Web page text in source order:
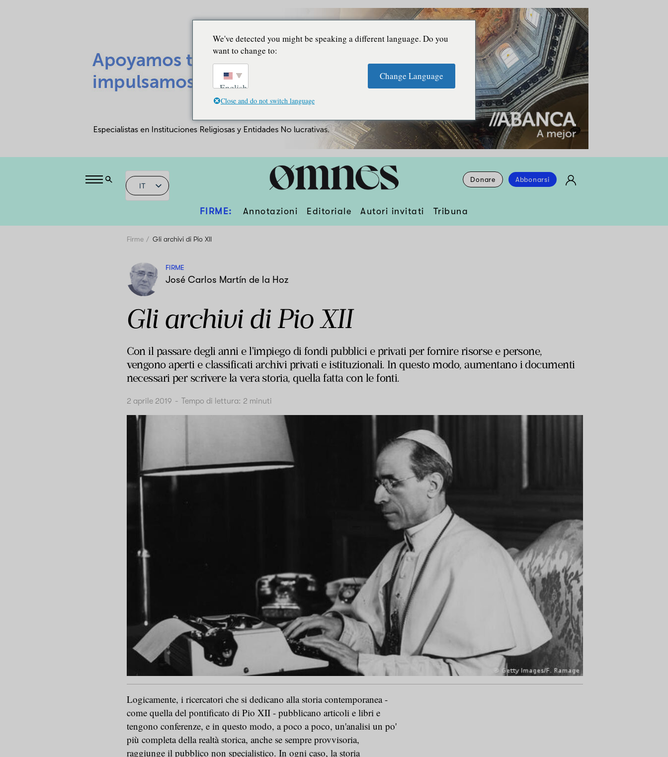
IT
Donare Abbonarsi
FIRME: Annotazioni Editoriale Autori invitati Tribuna
Firme Gli archivi di Pio XII
FIRME
José Carlos Martín de la Hoz
Gli archivi di Pio XII
Con il passare degli anni e l'impiego di fondi pubblici e privati per fornire risorse e persone,
vengono aperti e classificati archivi privati e istituzionali. In questo modo, aumentano i documenti
necessari per scrivere la vera storia, quella fatta con le fonti.
2 aprile 2019 - Tempo di lettura: 2 minuti
Logicamente, i ricercatori che si dedicano alla storia contemporanea -
come quella del pontificato di Pio XII - pubblicano articoli e libri e
tengono conferenze, e in questo modo, a poco a poco, un'analisi un po'
più completa della realtà storica, anche se sempre provvisoria,
raggiunge il pubblico non specialistico. In ogni caso, la storia
We've detected you might be speaking a different language. Do you
want to change to:
English
Change Language
Close and do not switch language